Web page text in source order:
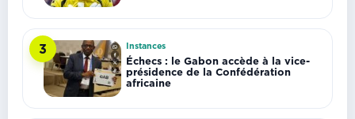
3 Instances
Échecs : le Gabon accède à la vice-
présidence de la Confédération
africaine